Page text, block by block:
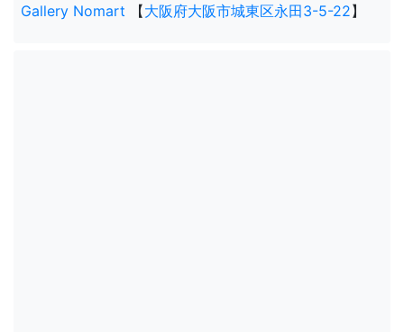
Gallery Nomart 【大阪府大阪市城東区永田3-5-22】